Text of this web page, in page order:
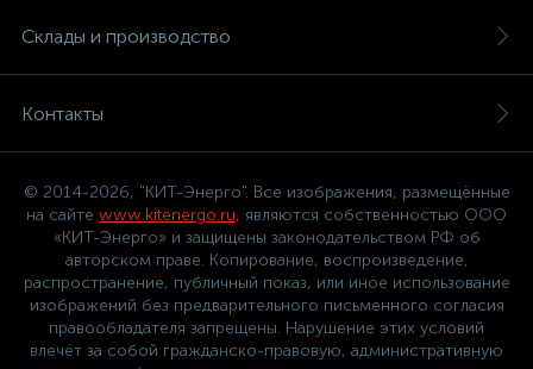
Склады и производство
Контакты
© 2014-2026, "КИТ-Энерго". Все изображения, размещённые
на сайте www.kitenergo.ru, являются собственностью ООО
«КИТ-Энерго» и защищены законодательством РФ об
авторском праве. Копирование, воспроизведение,
распространение, публичный показ, или иное использование
изображений без предварительного письменного согласия
правообладателя запрещены. Нарушение этих условий
влечёт за собой гражданско-правовую, административную